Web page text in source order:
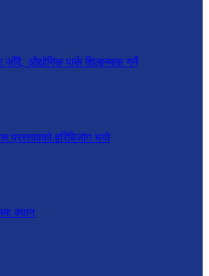
औद्योगिक पार्क शिलान्यास गर्ने
प्रस्तावको हरिबिजोग भयो
क्यान